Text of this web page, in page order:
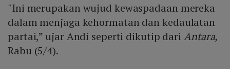
"Ini merupakan wujud kewaspadaan mereka
dalam menjaga kehormatan dan kedaulatan
partai,” ujar Andi seperti dikutip dari Antara,
Rabu (5/4).